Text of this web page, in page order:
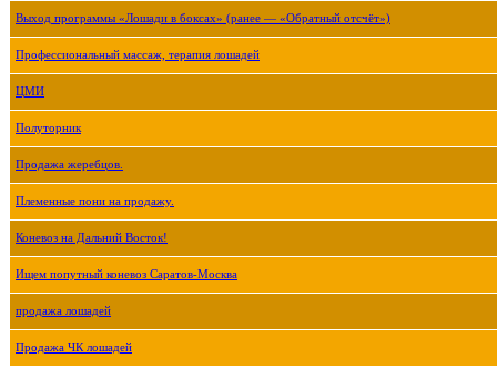
Выход программы «Лошади в боксах» (ранее — «Обратный отсчёт»)
Профессиональный массаж, терапия лошадей
ЦМИ
Полуторник
Продажа жеребцов.
Племенные пони на продажу.
Коневоз на Дальний Восток!
Ищем попутный коневоз Саратов-Москва
продажа лошадей
Продажа ЧК лошадей